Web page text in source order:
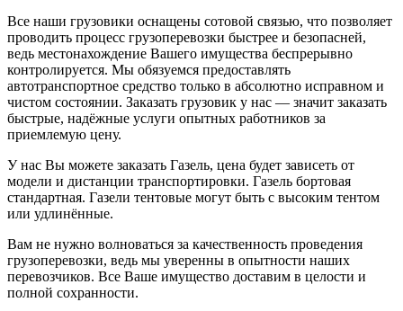
Все наши грузовики оснащены сотовой связью, что позволяет
проводить процесс грузоперевозки быстрее и безопасней,
ведь местонахождение Вашего имущества беспрерывно
контролируется. Мы обязуемся предоставлять
автотранспортное средство только в абсолютно исправном и
чистом состоянии. Заказать грузовик у нас — значит заказать
быстрые, надёжные услуги опытных работников за
приемлемую цену.
У нас Вы можете заказать Газель, цена будет зависеть от
модели и дистанции транспортировки. Газель бортовая
стандартная. Газели тентовые могут быть с высоким тентом
или удлинённые.
Вам не нужно волноваться за качественность проведения
грузоперевозки, ведь мы уверенны в опытности наших
перевозчиков. Все Ваше имущество доставим в целости и
полной сохранности.